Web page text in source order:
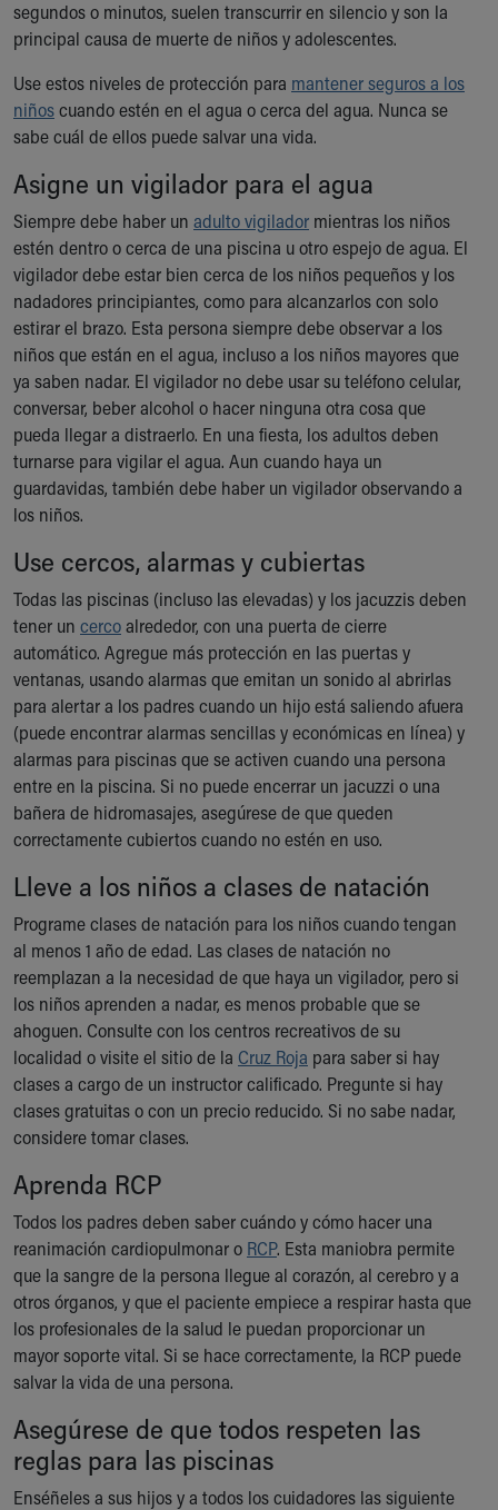
Ronald McDonald House Care Mobile
Health Centers
Financial Services
Price Estimates
Family Supports
Sports Health Services Provider for Akron Zips
New Parents
Find a Pediatrics Location
Find a Pediatrician
MyChart
Make an Appointment
Breastfeeding Medicine
Child Passenger Safety
Safe Sleep for Babies
Safe Sleep
About Akron Children's Pediatrics
Who We Are
Building a Brighter Future
Our Mission, Vision, Promise
Calendar of Events
Community Mission
Connect With Us
Our Culture of Caring
Newsroom
Our Leadership
Quality and Patient Safety
Unity and Engagement
Women's Board
Our History
More childhood, please.™
Cincinnati Children's
MyChart Telehealth Visits
Directions
Doggie Brigade
During Your Visit
Financial Services
Rest Accommodations
Visiting
Gift Shop
Department of Public Safety
Health Info
Healthy Info, Healthy Kids
Inside Children's Blog
KidsHealth Topics
Family Library
Educational Resources
Injury Prevention
Medical Records
Symptom Checker
segundos o minutos, suelen transcurrir en silencio y son la
principal causa de muerte de niños y adolescentes.
Use estos niveles de protección para mantener seguros a los
niñoscuando estén en el agua o cerca del agua. Nunca se
sabe cuál de ellos puede salvar una vida.
Asigne un vigilador para el agua
Siempre debe haber un adulto vigilador mientras los niños
estén dentro o cerca de una piscina u otro espejo de agua. El
vigilador debe estar bien cerca de los niños pequeños y los
nadadores principiantes, como para alcanzarlos con solo
estirar el brazo. Esta persona siempre debe observar a los
niños que están en el agua, incluso a los niños mayores que
ya saben nadar. El vigilador no debe usar su teléfono celular,
conversar, beber alcohol o hacer ninguna otra cosa que
pueda llegar a distraerlo. En una fiesta, los adultos deben
turnarse para vigilar el agua. Aun cuando haya un
guardavidas, también debe haber un vigilador observando a
los niños.
Use cercos, alarmas y cubiertas
Todas las piscinas (incluso las elevadas) y los jacuzzis deben
tener un cercoalrededor, con una puerta de cierre
automático. Agregue más protección en las puertas y
ventanas, usando alarmas que emitan un sonido al abrirlas
para alertar a los padres cuando un hijo está saliendo afuera
(puede encontrar alarmas sencillas y económicas en línea) y
alarmas para piscinas que se activen cuando una persona
entre en la piscina. Si no puede encerrar un jacuzzi o una
bañera de hidromasajes, asegúrese de que queden
correctamente cubiertos cuando no estén en uso.
Lleve a los niños a clases de natación
Programe clases de natación para los niños cuando tengan
al menos 1 año de edad. Las clases de natación no
reemplazan a la necesidad de que haya un vigilador, pero si
los niños aprenden a nadar, es menos probable que se
ahoguen. Consulte con los centros recreativos de su
localidad o visite el sitio de la Cruz Roja para saber si hay
clases a cargo de un instructor calificado. Pregunte si hay
clases gratuitas o con un precio reducido. Si no sabe nadar,
considere tomar clases.
Aprenda RCP
Todos los padres deben saber cuándo y cómo hacer una
reanimación cardiopulmonar o RCP. Esta maniobra permite
que la sangre de la persona llegue al corazón, al cerebro y a
otros órganos, y que el paciente empiece a respirar hasta que
los profesionales de la salud le puedan proporcionar un
mayor soporte vital. Si se hace correctamente, la RCP puede
salvar la vida de una persona.
Asegúrese de que todos respeten las
reglas para las piscinas
Enséñeles a sus hijos y a todos los cuidadores las siguiente